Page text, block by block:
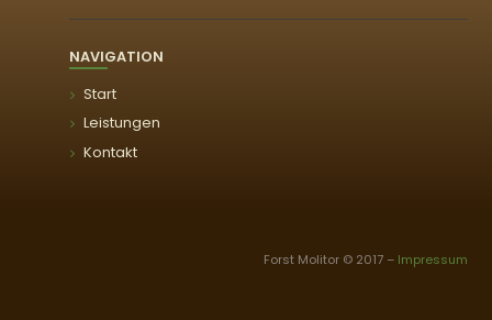
NAVIGATION
Start
Leistungen
Kontakt
Forst Molitor © 2017 – Impressum